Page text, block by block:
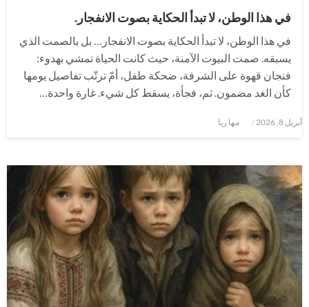
في هذا الوطن، لا تبدأ الحكاية بصوت الانفجار.
في هذا الوطن، لا تبدأ الحكاية بصوت الانفجار… بل بالصمت الذي
يسبقه. صمت البيوت الآمنة، حيث كانت الحياة تمشي بهدوء:
فنجان قهوة على الشرفة، ضحكة طفل، أمّ ترتّب تفاصيل يومها
كأن الغد مضمون. ثم، فجأة، يسقط كل شيء. غارة واحدة…
نُشر
في
أبريل 8, 2026 مها ريا